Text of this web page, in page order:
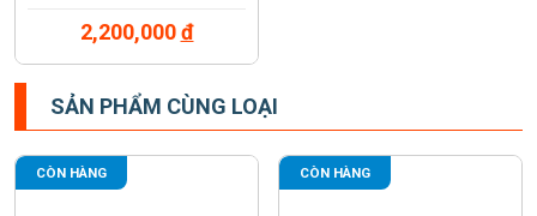
2,200,000đ
SẢN PHẨM CÙNG LOẠI
CÒN HÀNG CÒN HÀNG